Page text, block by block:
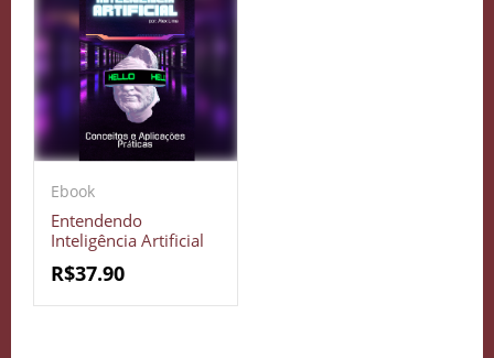
Ebook
Entendendo
Inteligência Artificial
R$37.90